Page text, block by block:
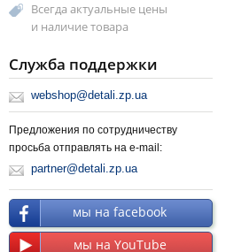
Всегда актуальные цены
и наличие товара
Служба поддержки
webshop@detali.zp.ua
Предложения по сотрудничеству
просьба отправлять на e-mail:
partner@detali.zp.ua
мы на facebook
мы на YouTube